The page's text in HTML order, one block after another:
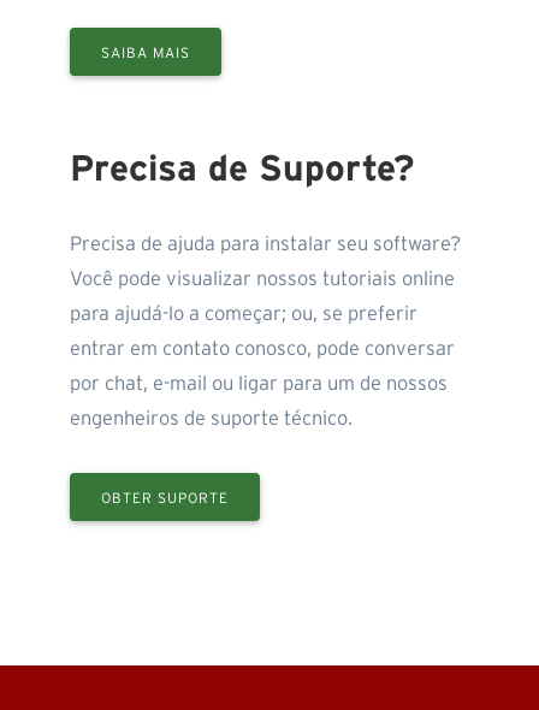
SAIBA MAIS
Precisa de Suporte?
Precisa de ajuda para instalar seu software?
Você pode visualizar nossos tutoriais online
para ajudá-lo a começar; ou, se preferir
entrar em contato conosco, pode conversar
por chat, e-mail ou ligar para um de nossos
engenheiros de suporte técnico.
OBTER SUPORTE